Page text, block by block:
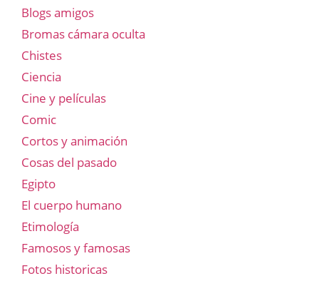
Blogs amigos
Bromas cámara oculta
Chistes
Ciencia
Cine y películas
Comic
Cortos y animación
Cosas del pasado
Egipto
El cuerpo humano
Etimología
Famosos y famosas
Fotos historicas